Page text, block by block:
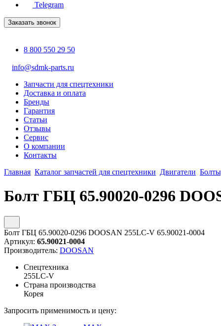
Telegram
Заказать звонок
8 800 550 29 50
info@sdmk-parts.ru
Запчасти для спецтехники
Доставка и оплата
Бренды
Гарантия
Статьи
Отзывы
Сервис
О компании
Контакты
Главная Каталог запчастей для спецтехники Двигатели
Болт ГБЦ 65.90020-0296
Болт ГБЦ 65.90020-0296 DOOSAN 255LC-V 65.90021-0004
Артикул: 65.90021-0004
Производитель: DOOSAN
Спецтехника
255LC-V
Страна производства
Корея
Запросить применимость и цену: